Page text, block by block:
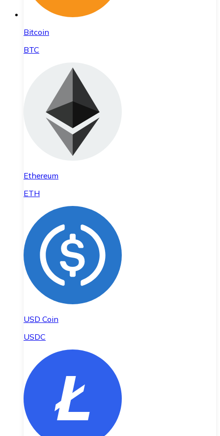
Bitcoin
BTC
Ethereum
ETH
USD Coin
USDC